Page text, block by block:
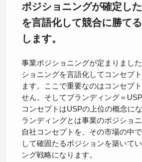
ポジショニングが確定し
を言語化して競合に勝てる
します。
事業ポジショニングが定まりまし
ショニングを言語化してコンセプ
ます。ここで重要なのはコンセプ
せん。そしてブランディング＝
コンセプトはUSPの上位の概念に
ランディングとは事業のポジショ
自社コンセプトを、その市場の中
して確固たるポジションを築いて
ング戦略になります。